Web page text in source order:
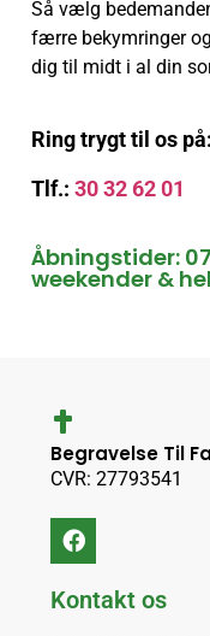
Så vælg
færre bekymringer
dig til midt i al din
Ring trygt til os på:
Tlf.: 30 32 62 01
Åbningstider:
weekender &
Begravelse Til
CVR: 27793541
Kontakt os